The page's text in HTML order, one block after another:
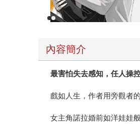
內容簡介
最害怕失去感知，任人操控
戲如人生，作者用旁觀者
女主角諾拉婚前如洋娃娃